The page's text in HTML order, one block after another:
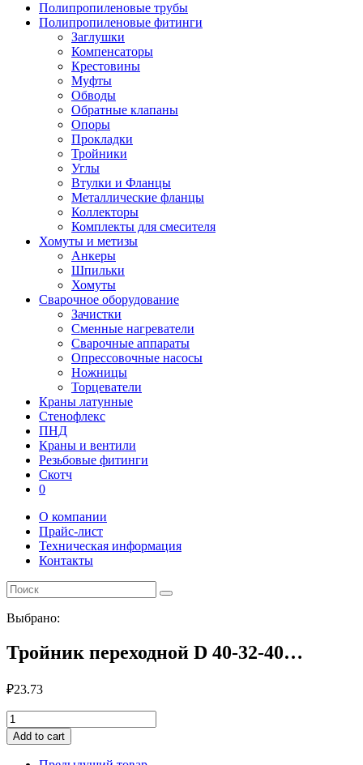
Полипропиленовые трубы
Полипропиленовые фитинги
Заглушки
Компенсаторы
Крестовины
Муфты
Обводы
Обратные клапаны
Опоры
Прокладки
Тройники
Углы
Втулки и Фланцы
Металлические фланцы
Коллекторы
Комплекты для смесителя
Хомуты и метизы
Анкеры
Шпильки
Хомуты
Сварочное оборудование
Зачистки
Сменные нагреватели
Сварочные аппараты
Опрессовочные насосы
Ножницы
Торцеватели
Краны латунные
Стенофлекс
ПНД
Краны и вентили
Резьбовые фитинги
Скотч
0
О компании
Прайс-лист
Техническая информация
Контакты
Выбрано:
Тройник переходной D 40-32-40…
₽23.73
Тройник
переходной
D
Add to cart